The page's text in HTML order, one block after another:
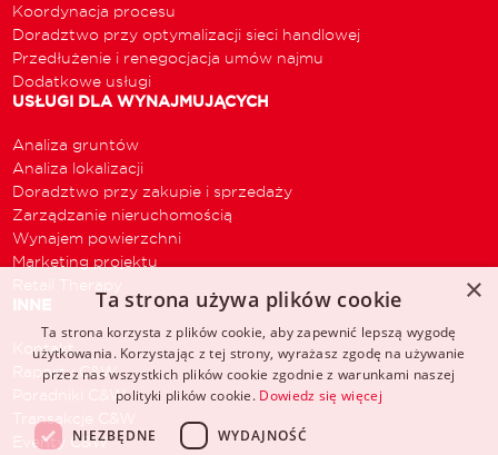
Koordynacja procesu
Doradztwo przy optymalizacji sieci handlowej
Przedłużenie i renegocjacja umów najmu
Dodatkowe usługi
USŁUGI DLA WYNAJMUJĄCYCH
Analiza gruntów
Analiza lokalizacji
Doradztwo przy zakupie i sprzedaży
Zarządzanie nieruchomością
Wynajem powierzchni
Marketing projektu
Retail Therapy
INNE
Kontakt
Raporty C&W
Poradniki C&W
Transakcje C&W
Eventy C&W
×
Ta strona używa plików cookie
Ta strona korzysta z plików cookie, aby zapewnić lepszą wygodę
użytkowania. Korzystając z tej strony, wyrażasz zgodę na używanie
przez nas wszystkich plików cookie zgodnie z warunkami naszej
polityki plików cookie. Dowiedz się więcej
NIEZBĘDNE WYDAJNOŚĆ